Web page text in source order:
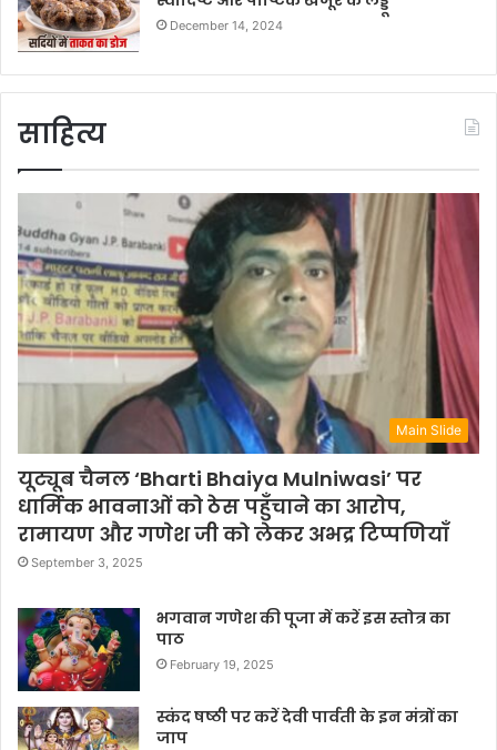
December 14, 2024
साहित्य
Main Slide
यूट्यूब चैनल ‘Bharti Bhaiya Mulniwasi’ पर
धार्मिक भावनाओं को ठेस पहुँचाने का आरोप,
रामायण और गणेश जी को लेकर अभद्र टिप्पणियाँ
September 3, 2025
भगवान गणेश की पूजा में करें इस स्तोत्र का
पाठ
February 19, 2025
स्कंद षष्ठी पर करें देवी पार्वती के इन मंत्रों का
जाप